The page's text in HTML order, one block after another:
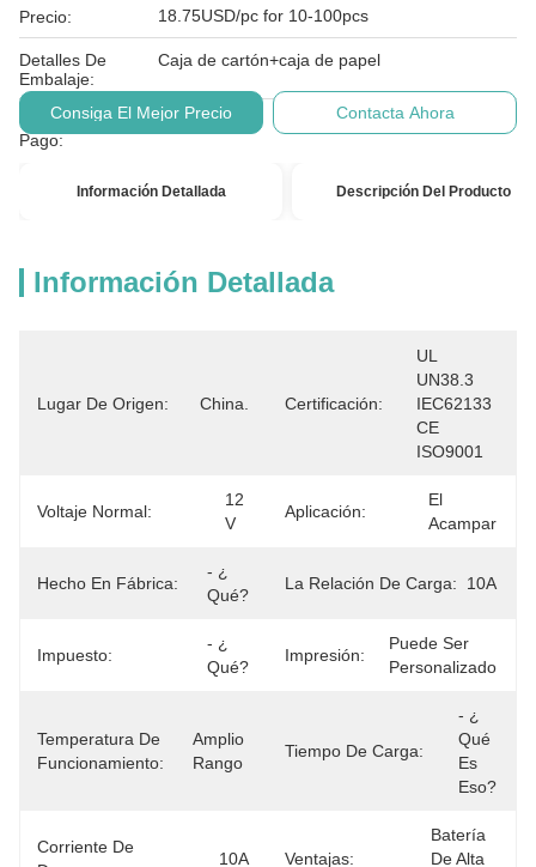
Precio: 18.75USD/pc for 10-100pcs
Detalles De
Embalaje:
Caja de cartón+caja de papel
Condiciones De
Pago:
T/T
Consiga El Mejor Precio Contacta Ahora
Información Detallada Descripción Del Producto
Información Detallada
Lugar De Origen: China. Certificación:
UL
UN38.3
IEC62133
CE
ISO9001
Voltaje Normal:
12
V
Aplicación:
El
Acampar
Hecho En Fábrica:
- ¿
Qué?
La Relación De Carga: 10A
Impuesto:
- ¿
Qué?
Impresión:
Puede Ser
Personalizado
Temperatura De
Funcionamiento:
Amplio
Rango
Tiempo De Carga:
- ¿
Qué
Es
Eso?
Corriente De
10A Ventajas:
Batería
De Alta